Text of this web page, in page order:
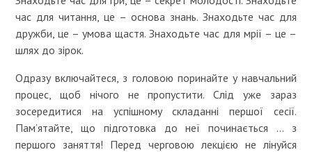
час для читання, це – основа знань. Знаходьте час для
дружби, це – умова щастя. Знаходьте час для мрії – це –
шлях до зірок.
Одразу включайтеся, з головою поринайте у навчальний
процес, щоб нічого не пропустити. Слід уже зараз
зосередитися на успішному складанні першої сесії.
Пам’ятайте, що підготовка до неї починається … з
першого заняття! Перед черговою лекцією не лінуйся